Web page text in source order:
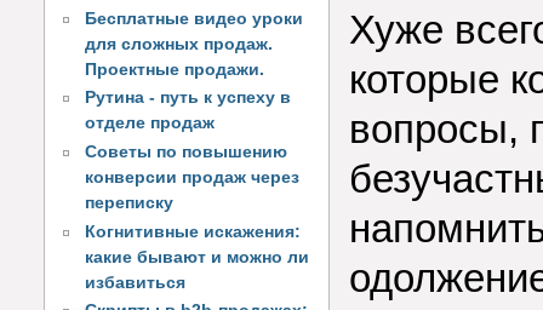
Бесплатные видео уроки
для сложных продаж.
Проектные продажи.
Рутина - путь к успеху в
отделе продаж
Советы по повышению
конверсии продаж через
переписку
Когнитивные искажения:
какие бывают и можно ли
избавиться
Хуже
которые
вопросы,